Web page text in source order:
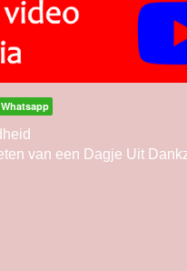
Whatsapp
van een Dagje Uit